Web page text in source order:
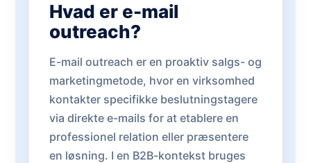
Hvad er e-mail
outreach?
E-mail outreach er en proaktiv salgs- og
marketingmetode, hvor en virksomhed
kontakter specifikke beslutningstagere
via direkte e-mails for at etablere en
professionel relation eller præsentere
en løsning. I en B2B-kontekst bruges